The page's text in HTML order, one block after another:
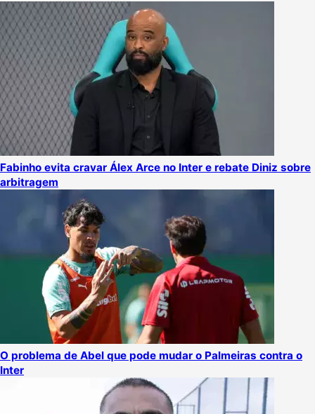
Fabinho evita cravar Álex Arce no Inter e rebate Diniz sobre
arbitragem
O problema de Abel que pode mudar o Palmeiras contra o
Inter